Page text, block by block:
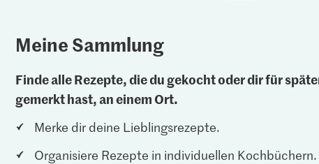
Meine Sammlung
Finde alle Rezepte, die du gekocht oder dir für
gemerkt hast, an einem Ort.
Merke dir deine Lieblingsrezepte.
Organisiere Rezepte in individuellen Kochbüchern.